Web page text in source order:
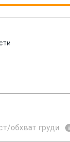
обхват груди